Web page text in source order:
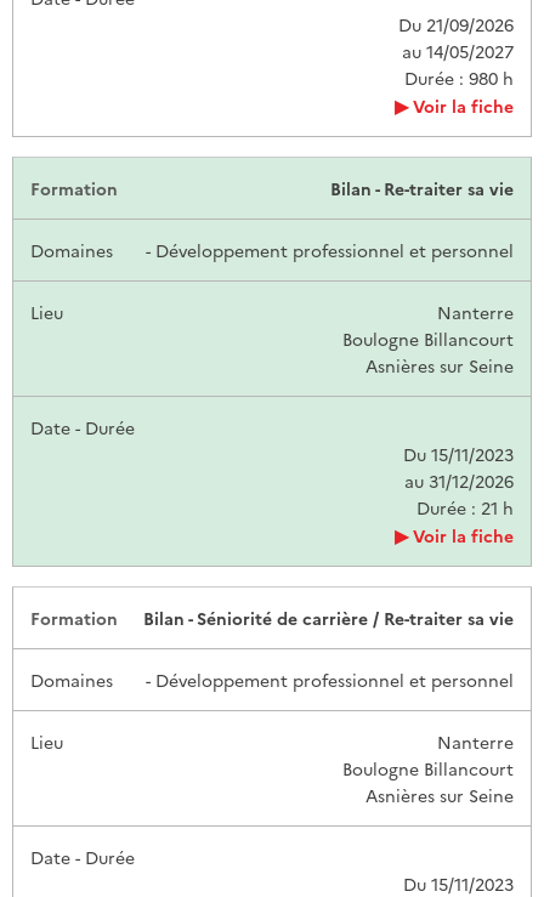
Du 21/09/2026
au 14/05/2027
Durée : 980 h
Voir la fiche
Bilan - Re-traiter sa vie
- Développement professionnel et personnel
Nanterre
Boulogne Billancourt
Asnières sur Seine
Du 15/11/2023
au 31/12/2026
Durée : 21 h
Voir la fiche
Bilan - Séniorité de carrière / Re-traiter sa vie
- Développement professionnel et personnel
Nanterre
Boulogne Billancourt
Asnières sur Seine
Du 15/11/2023